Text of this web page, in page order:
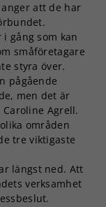
att de har
gång som kan
småföretagare
styra över.
pågående
men det är
Agrell.
områden
tre viktigaste
längst ned. Att
verksamhet